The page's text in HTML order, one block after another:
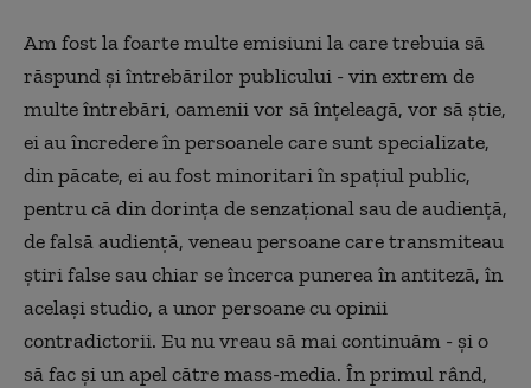
Am fost la foarte multe emisiuni la care trebuia să
răspund și întrebărilor publicului - vin extrem de
multe întrebări, oamenii vor să înțeleagă, vor să știe,
ei au încredere în persoanele care sunt specializate,
din păcate, ei au fost minoritari în spațiul public,
pentru că din dorința de senzațional sau de audiență,
de falsă audiență, veneau persoane care transmiteau
știri false sau chiar se încerca punerea în antiteză, în
același studio, a unor persoane cu opinii
contradictorii. Eu nu vreau să mai continuăm - și o
să fac și un apel către mass-media. În primul rând,